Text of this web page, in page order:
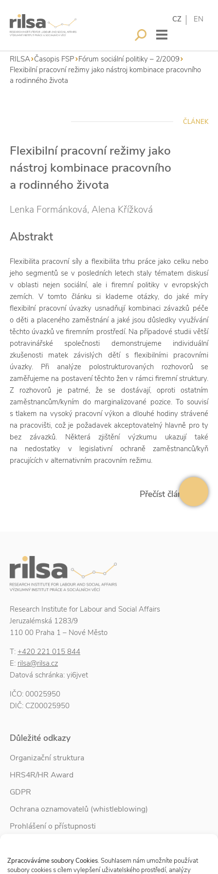
Zpracováváme soubory Cookies. Souhlasem nám umožníte používat
soubory cookies s cílem vylepšení uživatelského prostředí, analýzy
CZ EN
RILSA Časopis FSP Fórum sociální politiky – 2/2009
Flexibilní pracovní režimy jako nástroj kombinace pracovního
a rodinného života
ČLÁNEK
Flexibilní pracovní režimy jako
nástroj kombinace pracovního
a rodinného života
Lenka Formánková, Alena Křížková
Abstrakt
Flexibilita pracovní síly a flexibilita trhu práce jako celku nebo
jeho segmentů se v posledních letech staly tématem diskusí
v oblasti nejen sociální, ale i firemní politiky v evropských
zemích. V tomto článku si klademe otázky, do jaké míry
flexibilní pracovní úvazky usnadňují kombinaci závazků péče
o děti a placeného zaměstnání a jaké jsou důsledky využívání
těchto úvazků ve firemním prostředí. Na případové studii větší
potravinářské společnosti demonstrujeme individuální
zkušenosti matek závislých dětí s flexibilními pracovními
úvazky. Při analýze polostrukturovaných rozhovorů se
zaměřujeme na postavení těchto žen v rámci firemní struktury.
Z rozhovorů je patrné, že se dostávají, oproti ostatním
zaměstnancům/kyním do marginalizované pozice. To souvisí
s tlakem na vysoký pracovní výkon a dlouhé hodiny strávené
na pracovišti, což je požadavek akceptovatelný hlavně pro ty
bez závazků. Některá zjištění výzkumu ukazují také
na nedostatky v legislativní ochraně zaměstnanců/kyň
pracujících v alternativním pracovním režimu.
Přečíst článek
Research Institute for Labour and Social Affairs
Jeruzalémská 1283/9
110 00 Praha 1 – Nové Město
T: +420 221 015 844
E: rilsa@rilsa.cz
Datová schránka: yi6jvet
IČO: 00025950
DIČ: CZ00025950
Důležité odkazy
Organizační struktura
HRS4R/HR Award
GDPR
Ochrana oznamovatelů (whistleblowing)
Prohlášení o přístupnosti
Zpravodaj Rodina